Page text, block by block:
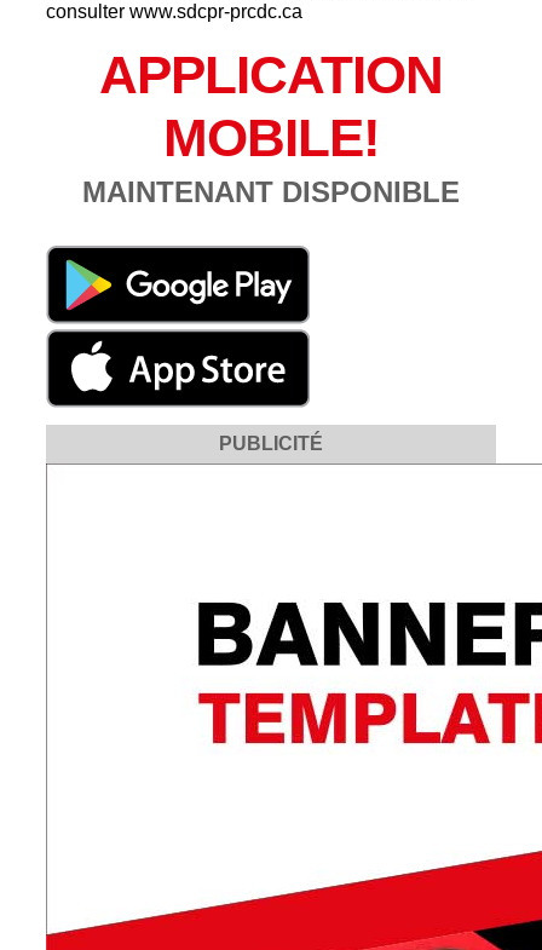
consulter www.sdcpr-prcdc.ca
APPLICATION
MOBILE!
MAINTENANT DISPONIBLE
PUBLICITÉ